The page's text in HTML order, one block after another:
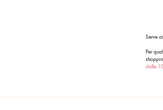
Serve
Per
dalle